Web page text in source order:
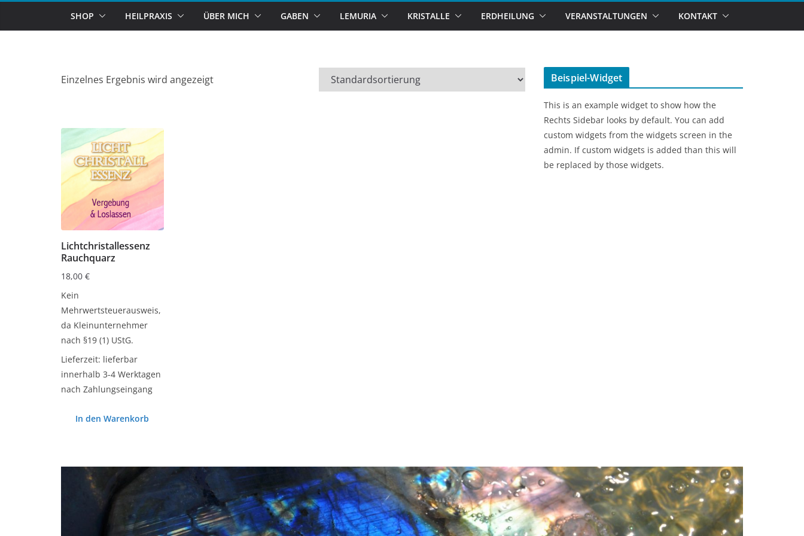
SHOP HEILPRAXIS ÜBER MICH GABEN LEMURIA KRISTALLE ERDHEILUNG VERANSTALTUNGEN KONTAKT
Einzelnes Ergebnis wird angezeigt
Lichtchristallessenz
Rauchquarz
18,00 €
Kein
Mehrwertsteuerausweis,
da Kleinunternehmer
nach §19 (1) UStG.
Lieferzeit: lieferbar
innerhalb 3-4 Werktagen
nach Zahlungseingang
In den Warenkorb
Beispiel-Widget
This is an example widget to show how the
Rechts Sidebar looks by default. You can add
custom widgets from the widgets screen in the
admin. If custom widgets is added than this will
be replaced by those widgets.